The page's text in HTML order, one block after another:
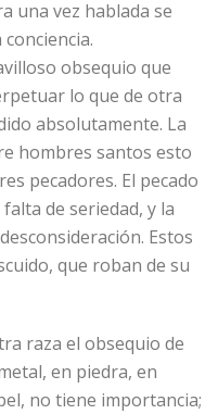
una vez hablada se
obsequio que
lo que de otra
absolutamente. La
hombres santos esto
pecadores. El pecado
de seriedad, y la
Estos
que roban de su
raza el obsequio de
en piedra, en
no tiene importancia;